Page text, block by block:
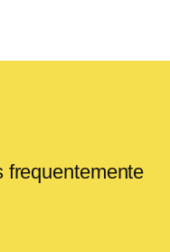
frequentemente